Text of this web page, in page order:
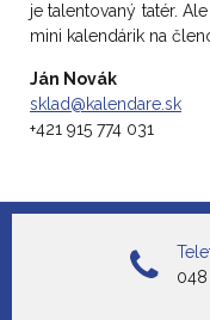
je talentovaný tatér.
mini kalendárik na
Ján Novák
sklad@kalendare.sk
+421 915 774 031